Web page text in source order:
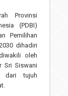
Provinsi
(PDBI)
Pemilihan
dihadiri
oleh
Sri Siswani
dari tujuh